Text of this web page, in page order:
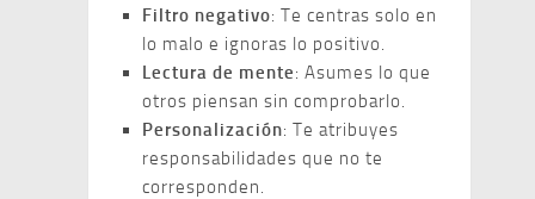
Filtro negativo: Te centras solo en
lo malo e ignoras lo positivo.
Lectura de mente: Asumes lo que
otros piensan sin comprobarlo.
Personalización: Te atribuyes
responsabilidades que no te
corresponden.